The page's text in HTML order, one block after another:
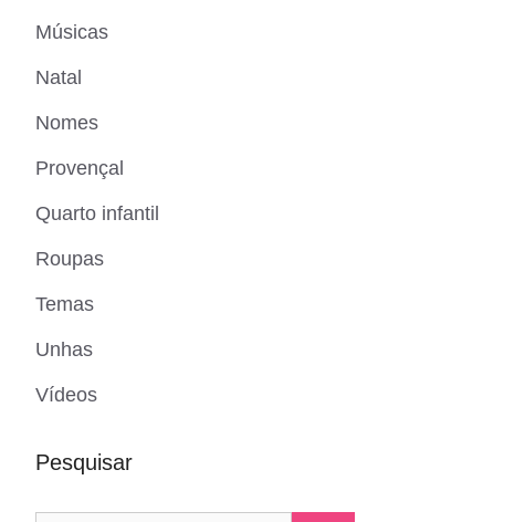
Músicas
Natal
Nomes
Provençal
Quarto infantil
Roupas
Temas
Unhas
Vídeos
Pesquisar